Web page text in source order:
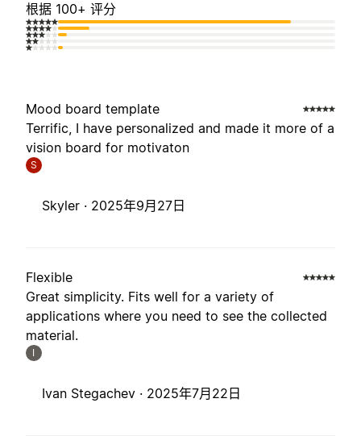
根据 100+ 评分
Mood board template
Terrific, I have personalized and made it more of a
vision board for motivaton
S
Skyler · 2025年9月27日
Flexible
Great simplicity. Fits well for a variety of
applications where you need to see the collected
material.
I
Ivan Stegachev · 2025年7月22日